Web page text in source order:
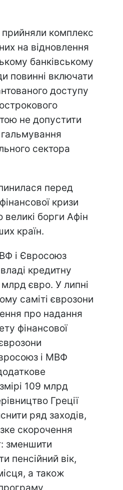
комплекс
на відновлення
банківському
повинні включати
доступу
не допустити
гальмування
сектора
перед
кризи
борги Афін
країн.
і Євросоюз
кредитну
млрд євро. У липні
саміті єврозони
про надання
фінансової
і МВФ
109 млрд
Греції
ряд заходів,
скорочення
зменшити
пенсійний вік,
а також